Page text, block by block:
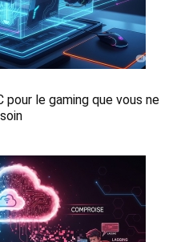
le gaming que vous ne